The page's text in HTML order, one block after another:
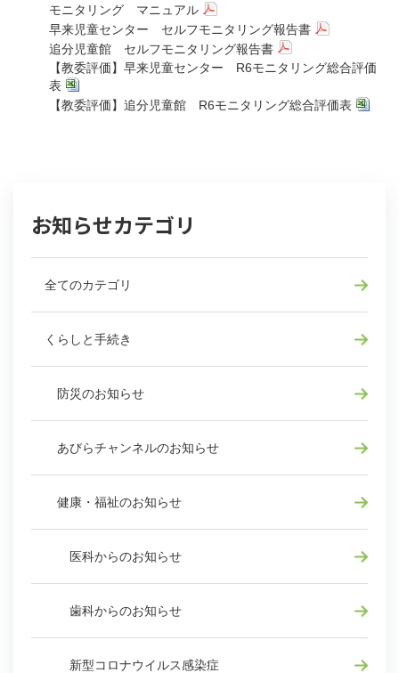
モニタリング マニュアル
早来児童センター セルフモニタリング報告書
追分児童館 セルフモニタリング報告書
【教委評価】早来児童センター R6モニタリング総合評価
表
【教委評価】追分児童館 R6モニタリング総合評価表
お知らせカテゴリ
全てのカテゴリ
くらしと手続き
防災のお知らせ
あびらチャンネルのお知らせ
健康・福祉のお知らせ
医科からのお知らせ
歯科からのお知らせ
新型コロナウイルス感染症